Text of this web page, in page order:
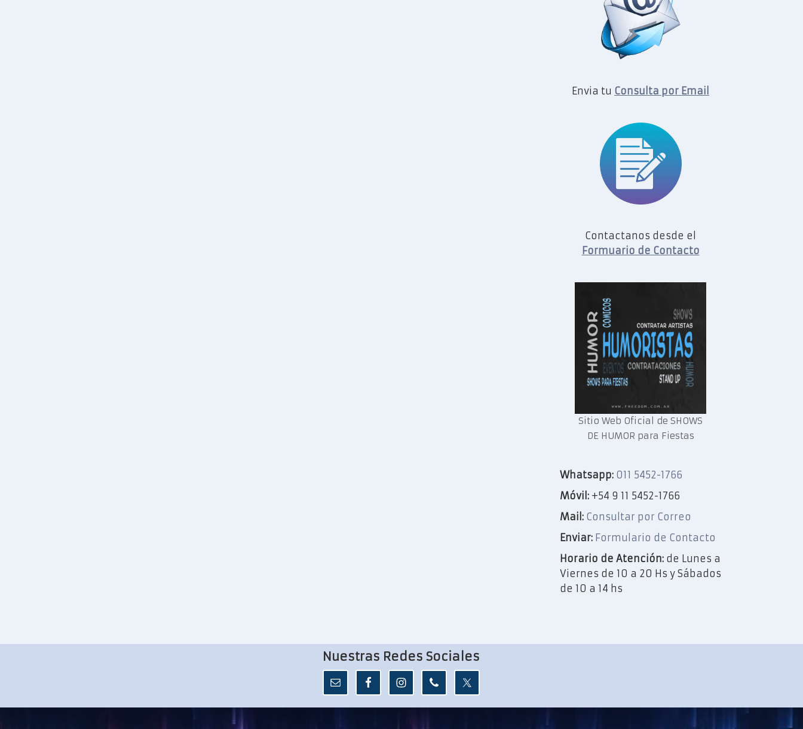
Envia tu Consulta por Email
Contactanos desde el
Formuario de Contacto
Sitio Web Oficial de SHOWS
DE HUMOR para Fiestas
Whatsapp: 011 5452-1766
Móvil: +54 9 11 5452-1766
Mail: Consultar por Correo
Enviar: Formulario de Contacto
Horario de Atención: de Lunes a
Viernes de 10 a 20 Hs y Sábados
de 10 a 14 hs
Nuestras Redes Sociales